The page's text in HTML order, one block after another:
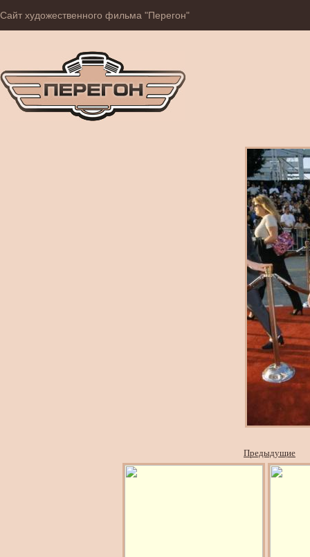
Сайт художественного фильма "Перегон"
Предыдущие